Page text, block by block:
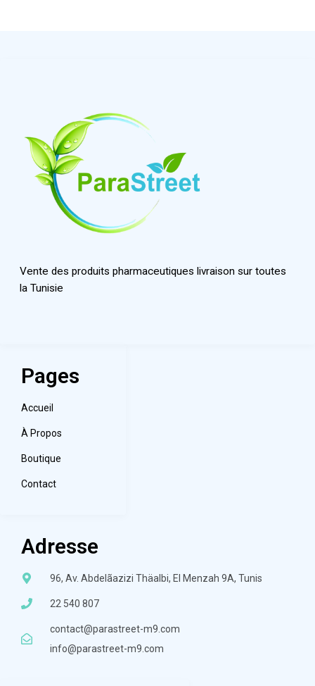
Vente des produits pharmaceutiques livraison sur toutes
la Tunisie
Pages
Accueil
À Propos
Boutique
Contact
Adresse
96, Av. Abdelãazizi Thäalbi, El Menzah 9A, Tunis
22 540 807
contact@parastreet-m9.com
info@parastreet-m9.com